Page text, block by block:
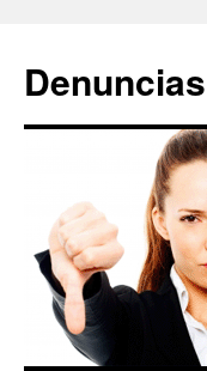
contenido